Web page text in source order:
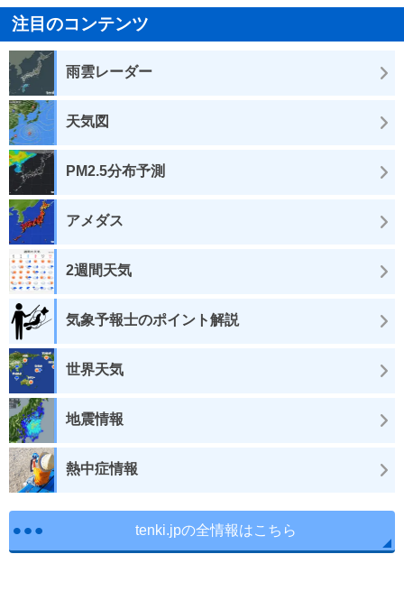
注目のコンテンツ
雨雲レーダー
天気図
PM2.5分布予測
アメダス
2週間天気
気象予報士のポイント解説
世界天気
地震情報
熱中症情報
tenki.jpの全情報はこちら